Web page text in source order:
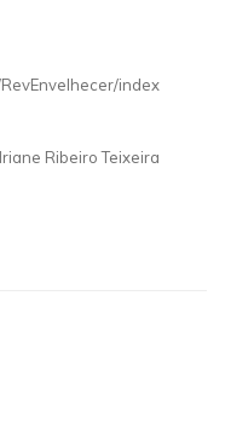
index
Ribeiro Teixeira